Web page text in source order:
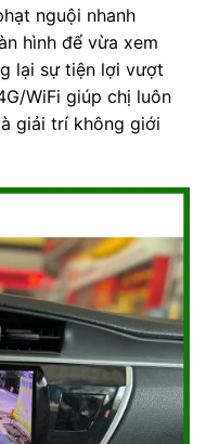
nguội nhanh
hình để vừa xem
lại sự tiện lợi vượt
WiFi giúp chị luôn
giải trí không giới